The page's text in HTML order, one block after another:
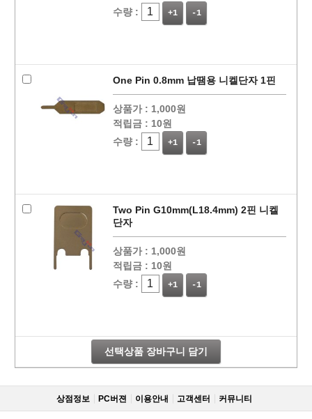
수량 :
+1 -1
One Pin 0.8mm 납땜용 니켈단자 1핀
상품가 : 1,000원
적립금 : 10원
수량 :
+1 -1
Two Pin G10mm(L18.4mm) 2핀 니켈
단자
상품가 : 1,000원
적립금 : 10원
수량 :
+1 -1
선택상품 장바구니 담기
상점정보 PC버젼 이용안내 고객센터 커뮤니티